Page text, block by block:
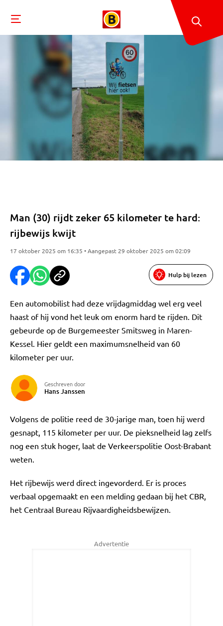
Man (30) rijdt zeker 65 kilometer te hard:
rijbewijs kwijt
17 oktober 2025 om 16:35 • Aangepast 29 oktober 2025 om 02:09
Hulp bij lezen
Een automobilist had deze vrijdagmiddag wel erg veel
haast of hij vond het leuk om enorm hard te rijden. Dit
gebeurde op de Burgemeester Smitsweg in Maren-
Kessel. Hier geldt een maximumsnelheid van 60
kilometer per uur.
Geschreven door
Hans Janssen
Volgens de politie reed de 30-jarige man, toen hij werd
gesnapt, 115 kilometer per uur. De pieksnelheid lag zelfs
nog een stuk hoger, laat de Verkeerspolitie Oost-Brabant
weten.
Het rijbewijs werd direct ingevorderd. Er is proces
verbaal opgemaakt en een melding gedaan bij het CBR,
het Centraal Bureau Rijvaardigheidsbewijzen.
Advertentie